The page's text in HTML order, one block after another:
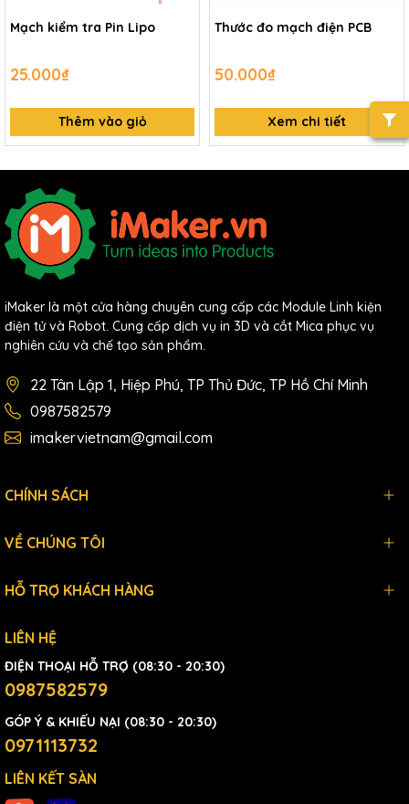
Mạch kiểm tra Pin Lipo
25.000₫
Thêm vào giỏ
Thước đo mạch điện PCB
50.000₫
Xem chi tiết
iMaker là một cửa hàng chuyên cung cấp các Module Linh kiện
điện tử và Robot. Cung cấp dịch vụ in 3D và cắt Mica phục vụ
nghiên cứu và chế tạo sản phẩm.
22 Tân Lập 1, Hiệp Phú, TP Thủ Đức, TP Hồ Chí Minh
0987582579
imakervietnam@gmail.com
CHÍNH SÁCH
VỀ CHÚNG TÔI
HỖ TRỢ KHÁCH HÀNG
LIÊN HỆ
ĐIỆN THOẠI HỖ TRỢ (08:30 - 20:30)
0987582579
GÓP Ý & KHIẾU NẠI (08:30 - 20:30)
0971113732
LIÊN KẾT SÀN